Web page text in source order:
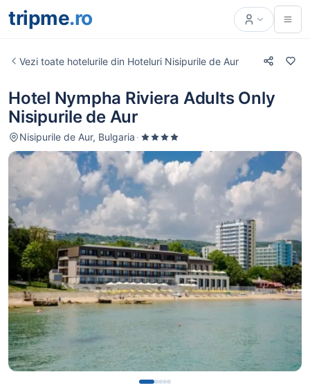
tripme.ro
Vezi toate hotelurile din Hoteluri Nisipurile de Aur
Hotel Nympha Riviera Adults Only
Nisipurile de Aur
Nisipurile de Aur, Bulgaria ·